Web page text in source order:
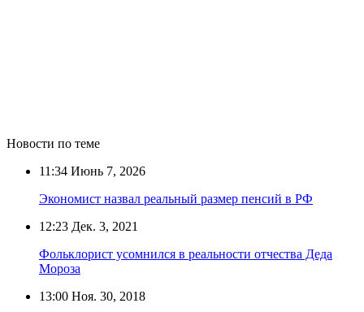
Новости по теме
11:34 Июнь 7, 2026
Экономист назвал реальный размер пенсий в РФ
12:23 Дек. 3, 2021
Фольклорист усомнился в реальности отчества Деда
Мороза
13:00 Ноя. 30, 2018